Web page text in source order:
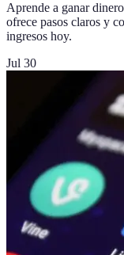
Aprende a ganar
ofrece pasos claros y
ingresos hoy.
Jul 30